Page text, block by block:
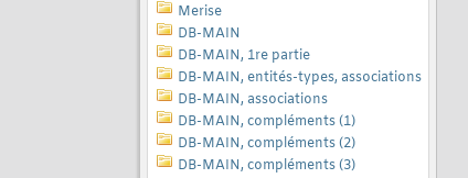
Merise
DB-MAIN
DB-MAIN, 1re partie
DB-MAIN, entités-types, associations
DB-MAIN, associations
DB-MAIN, compléments (1)
DB-MAIN, compléments (2)
DB-MAIN, compléments (3)